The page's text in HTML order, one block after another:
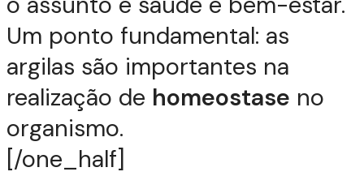
Um ponto fundamental: as
argilas são importantes na
realização de homeostase no
organismo.
[/one_half]